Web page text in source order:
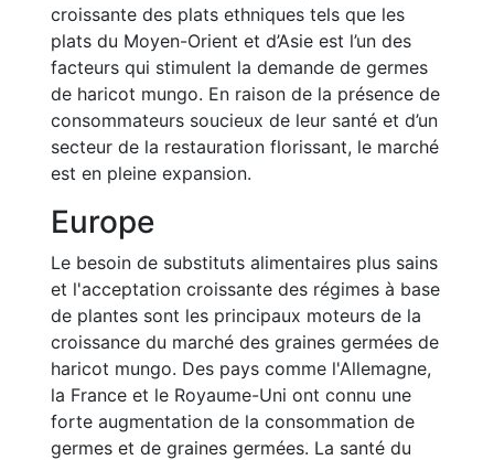
croissante des plats ethniques tels que les
plats du Moyen-Orient et d’Asie est l’un des
facteurs qui stimulent la demande de germes
de haricot mungo. En raison de la présence de
consommateurs soucieux de leur santé et d’un
secteur de la restauration florissant, le marché
est en pleine expansion.
Europe
Le besoin de substituts alimentaires plus sains
et l'acceptation croissante des régimes à base
de plantes sont les principaux moteurs de la
croissance du marché des graines germées de
haricot mungo. Des pays comme l'Allemagne,
la France et le Royaume-Uni ont connu une
forte augmentation de la consommation de
germes et de graines germées. La santé du